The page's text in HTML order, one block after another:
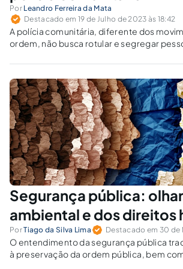
Por Leandro Ferreira da Mata
Destacado em 19 de Julho de 2023 às 18:42
A polícia comunitária, diferente dos
ordem, não busca rotular e segregar
pequenas infrações.
Segurança pública:
ambiental e dos direitos
PorTiago da Silva Lima Destacado em 30 de
O entendimento da segurança pública
à preservação da ordem pública, bem